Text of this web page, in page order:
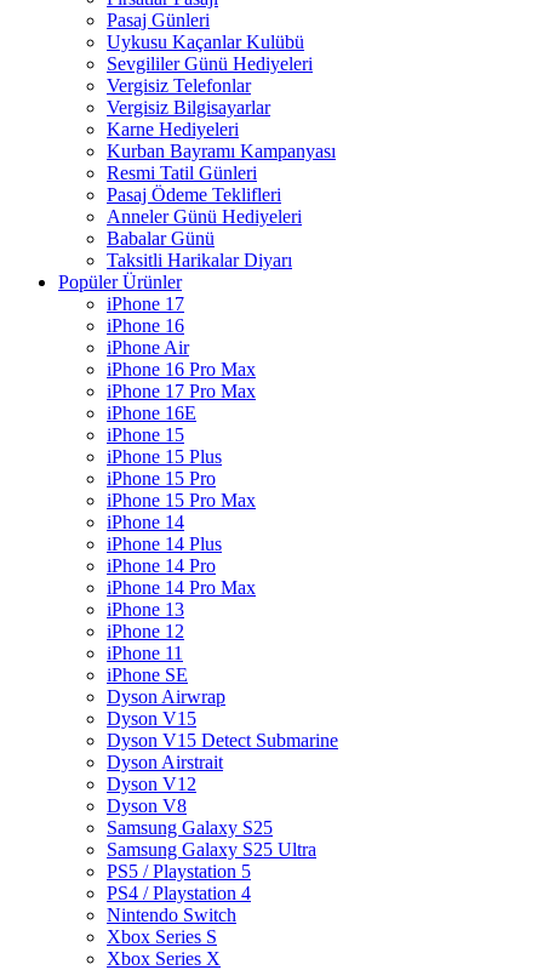
Pasaj Günleri
Uykusu Kaçanlar Kulübü
Sevgililer Günü Hediyeleri
Vergisiz Telefonlar
Vergisiz Bilgisayarlar
Karne Hediyeleri
Kurban Bayramı Kampanyası
Resmi Tatil Günleri
Pasaj Ödeme Teklifleri
Anneler Günü Hediyeleri
Babalar Günü
Taksitli Harikalar Diyarı
Popüler Ürünler
iPhone 17
iPhone 16
iPhone Air
iPhone 16 Pro Max
iPhone 17 Pro Max
iPhone 16E
iPhone 15
iPhone 15 Plus
iPhone 15 Pro
iPhone 15 Pro Max
iPhone 14
iPhone 14 Plus
iPhone 14 Pro
iPhone 14 Pro Max
iPhone 13
iPhone 12
iPhone 11
iPhone SE
Dyson Airwrap
Dyson V15
Dyson V15 Detect Submarine
Dyson Airstrait
Dyson V12
Dyson V8
Samsung Galaxy S25
Samsung Galaxy S25 Ultra
PS5 / Playstation 5
PS4 / Playstation 4
Nintendo Switch
Xbox Series S
Xbox Series X